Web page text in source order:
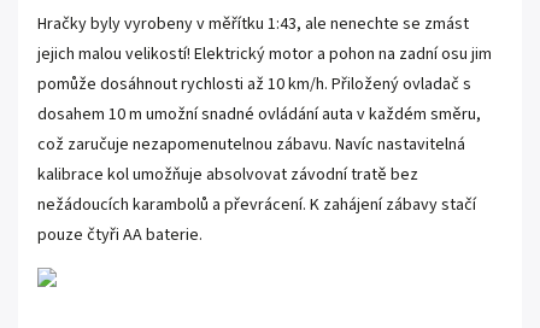
Hračky byly vyrobeny v měřítku 1:43, ale nenechte se zmást
jejich malou velikostí! Elektrický motor a pohon na zadní osu jim
pomůže dosáhnout rychlosti až 10 km/h. Přiložený ovladač s
dosahem 10 m umožní snadné ovládání auta v každém směru,
což zaručuje nezapomenutelnou zábavu. Navíc nastavitelná
kalibrace kol umožňuje absolvovat závodní tratě bez
nežádoucích karambolů a převrácení. K zahájení zábavy stačí
pouze čtyři AA baterie.